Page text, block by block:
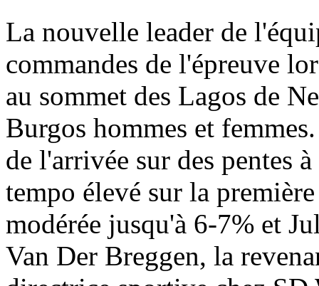
La nouvelle leader de
commandes de l'épreuve
au sommet des Lagos de
Burgos hommes et
de l'arrivée sur des pentes
tempo élevé sur la
modérée jusqu'à 6-7% et
Van Der Breggen, la